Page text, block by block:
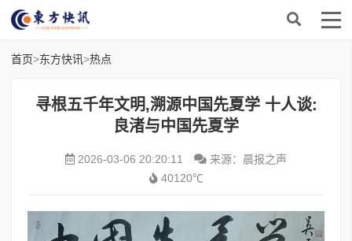
首页>东方快讯>热点
寻根五千年文明,溯源中国先夏学 十人谈:
良渚与中国先夏学
2026-03-06 20:20:11
来源：晨报之声
40120℃